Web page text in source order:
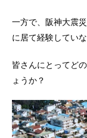
一方で、阪神大震
に居て経験してい
皆さんにとってど
ょうか？